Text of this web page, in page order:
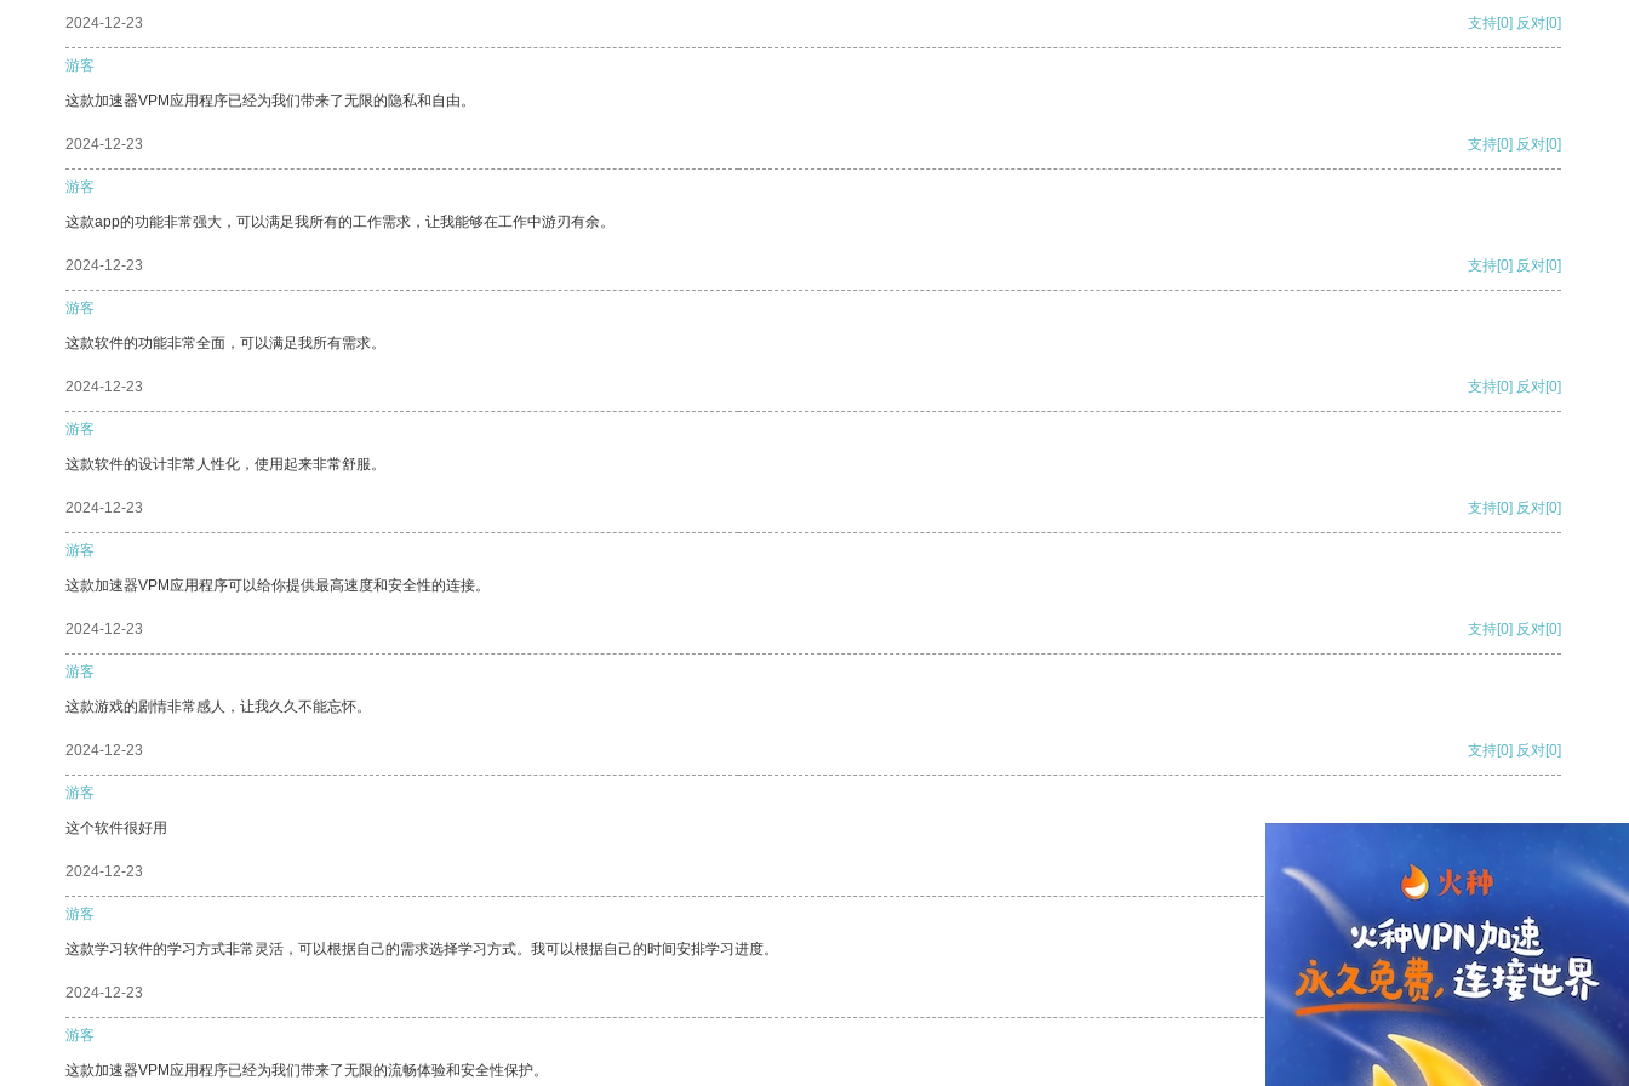
2024-12-23 支持[0] 反对[0]
游客
这款加速器VPM应用程序已经为我们带来了无限的隐私和自由。
2024-12-23 支持[0] 反对[0]
游客
这款app的功能非常强大，可以满足我所有的工作需求，让我能够在工作中游刃有余。
2024-12-23 支持[0] 反对[0]
游客
这款软件的功能非常全面，可以满足我所有需求。
2024-12-23 支持[0] 反对[0]
游客
这款软件的设计非常人性化，使用起来非常舒服。
2024-12-23 支持[0] 反对[0]
游客
这款加速器VPM应用程序可以给你提供最高速度和安全性的连接。
2024-12-23 支持[0] 反对[0]
游客
这款游戏的剧情非常感人，让我久久不能忘怀。
2024-12-23 支持[0] 反对[0]
游客
这个软件很好用
2024-12-23 支持
游客
这款学习软件的学习方式非常灵活，可以根据自己的需求选择学习方式。我可以根据自己的时间安排学习进度。
2024-12-23 支持[0] 反对[0]
游客
这款加速器VPM应用程序已经为我们带来了无限的流畅体验和安全性保护。